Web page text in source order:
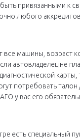
привязанными к
любого
все машины, возраст
автовладелец не
потребовать
у вас его
есть специальный